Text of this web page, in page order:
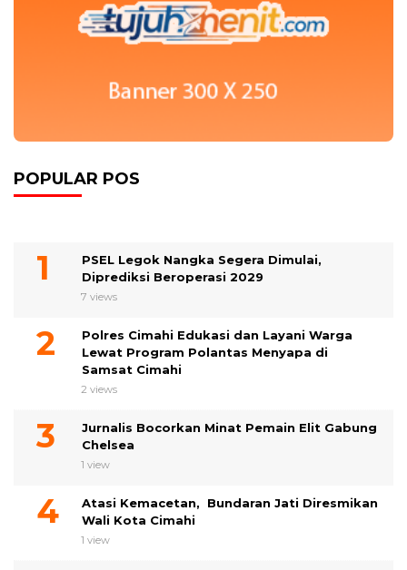
POPULAR POS
PSEL Legok Nangka Segera Dimulai,
Diprediksi Beroperasi 2029
7 views
Polres Cimahi Edukasi dan Layani Warga
Lewat Program Polantas Menyapa di
Samsat Cimahi
2 views
Jurnalis Bocorkan Minat Pemain Elit Gabung
Chelsea
1 view
Atasi Kemacetan, Bundaran Jati Diresmikan
Wali Kota Cimahi
1 view